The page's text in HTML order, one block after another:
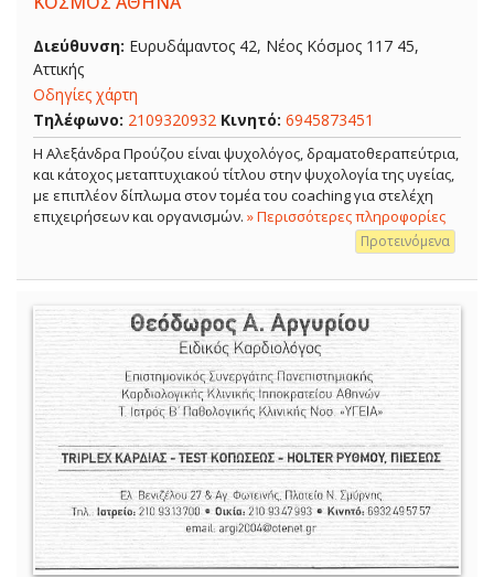
Διεύθυνση: Ευρυδάμαντος 42, Νέος Κόσμος 117 45,
Αττικής
Οδηγίες χάρτη
Τηλέφωνο: 2109320932 Κινητό: 6945873451
Η Αλεξάνδρα Προύζου είναι ψυχολόγος, δραματοθεραπεύτρια,
και κάτοχος μεταπτυχιακού τίτλου στην ψυχολογία της υγείας,
με επιπλέον δίπλωμα στον τομέα του coaching για στελέχη
επιχειρήσεων και οργανισμών. » Περισσότερες πληροφορίες
Προτεινόμενα